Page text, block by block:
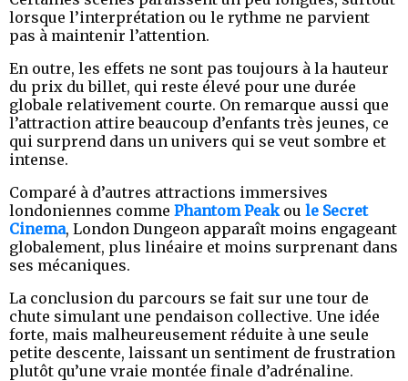
lorsque l’interprétation ou le rythme ne parvient
pas à maintenir l’attention.
En outre, les effets ne sont pas toujours à la hauteur
du prix du billet, qui reste élevé pour une durée
globale relativement courte. On remarque aussi que
l’attraction attire beaucoup d’enfants très jeunes, ce
qui surprend dans un univers qui se veut sombre et
intense.
Comparé à d’autres attractions immersives
londoniennes comme Phantom Peakou le Secret
Cinema, London Dungeon apparaît moins engageant
globalement, plus linéaire et moins surprenant dans
ses mécaniques.
La conclusion du parcours se fait sur une tour de
chute simulant une pendaison collective. Une idée
forte, mais malheureusement réduite à une seule
petite descente, laissant un sentiment de frustration
plutôt qu’une vraie montée finale d’adrénaline.